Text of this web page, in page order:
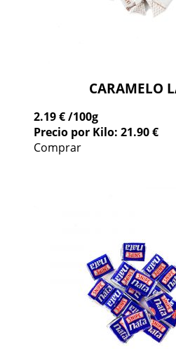
CARAMELO
2.19 €/100g
Precio por Kilo: 21.90 €
Comprar